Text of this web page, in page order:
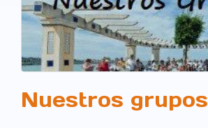
Nuestros grupos